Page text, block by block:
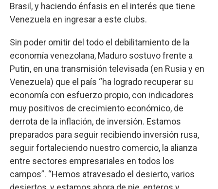
Brasil, y haciendo énfasis en el interés que tiene
Venezuela en ingresar a este clubs.
Sin poder omitir del todo el debilitamiento de la
economía venezolana, Maduro sostuvo frente a
Putin, en una transmisión televisada (en Rusia y en
Venezuela) que el país “ha logrado recuperar su
economía con esfuerzo propio, con indicadores
muy positivos de crecimiento económico, de
derrota de la inflación, de inversión. Estamos
preparados para seguir recibiendo inversión rusa,
seguir fortaleciendo nuestro comercio, la alianza
entre sectores empresariales en todos los
campos”. “Hemos atravesado el desierto, varios